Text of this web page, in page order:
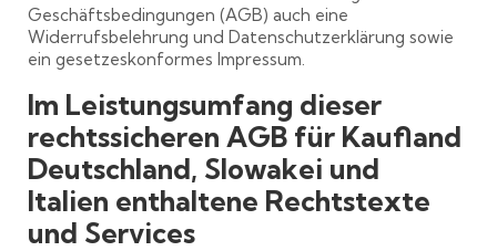
Geschäftsbedingungen (AGB) auch eine
Widerrufsbelehrung und Datenschutzerklärung sowie
ein gesetzeskonformes Impressum.
Im Leistungsumfang dieser
rechtssicheren AGB für Kaufland
Deutschland, Slowakei und
Italien enthaltene Rechtstexte
und Services